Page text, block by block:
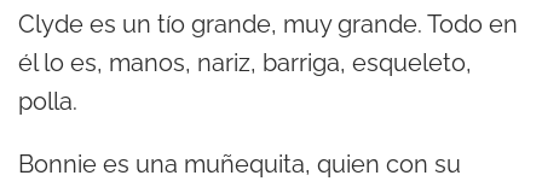
p
r
o
u
Clyde es un tío grande, muy grande. Todo en
él lo es, manos, nariz, barriga, esqueleto,
polla.
Bonnie es una muñequita, quien con su